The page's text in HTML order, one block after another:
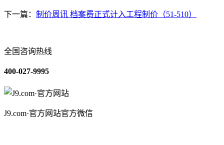
下一篇： 制价周讯 档案费正式计入工程制价（51-510）
全国咨询热线
400-027-9995
J9.com·官方网站官方微信